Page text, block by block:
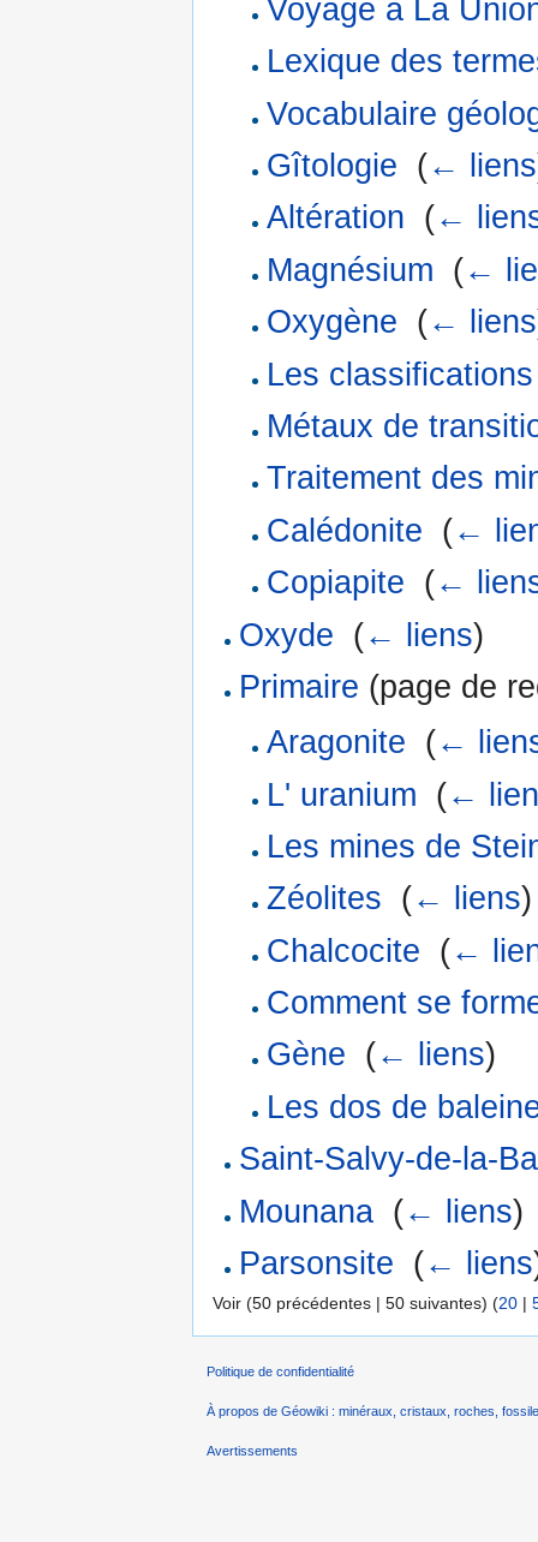
Voyage à La
Lexique des
Vocabulaire
Gîtologie (← liens
Altération (←
Magnésium (←
Oxygène (← liens
Les
Métaux de
Traitement des
Calédonite (←
Copiapite (←
Oxyde (← liens)
Primaire (page de
Aragonite (←
L' uranium (←
Les mines de
Zéolites (← liens)
Chalcocite (←
Comment se
Gène (← liens)
Les dos de
Saint-Salvy-de-la-
Mounana (← liens)
Parsonsite (← liens
Voir (50 précédentes | 50 suivantes) (20 |
Politique de confidentialité
À propos de Géowiki : minéraux, cristaux, roches,
Avertissements